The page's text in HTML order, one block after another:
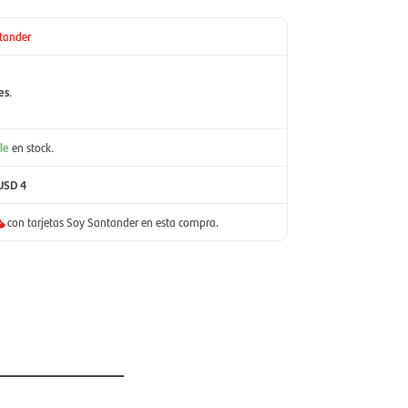
.
en stock.
4
con tarjetas Soy Santander en esta compra.